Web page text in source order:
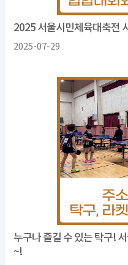
2025 서울시민체육대축전
2025-07-29
누구나 즐길 수 있는 탁구!
~!